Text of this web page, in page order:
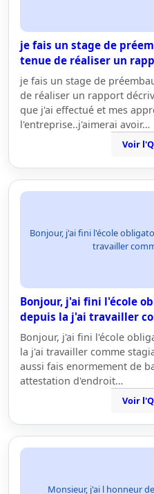
je fais un stage de
tenue de réaliser un
je fais un stage de
de réaliser un rapport
que j'ai effectué et mes
l'entreprise..j'aimerai avoir…
Voir
Bonjour, j'ai fini l'école
travailler
Bonjour, j'ai fini l'école
depuis la j'ai travailler
Bonjour, j'ai fini l'école
la j'ai travailler comme
aussi fais enormement de
attestation d'endroit…
Voir
Monsieur, j'ai l honneur